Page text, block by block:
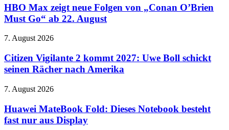
Donut
zeigt
neue
Folgen
„Conan
Must
Go“
22.
HBO Max zeigt neue Folgen von „Conan O’Brien
Must Go“ ab 22. August
Citizen
2
kommt
2027:
Boll
seinen
Rächer
7. August 2026
Citizen Vigilante 2 kommt 2027: Uwe Boll schickt
seinen Rächer nach Amerika
Huawei
Fold:
Dieses
Notebook
7. August 2026
Huawei MateBook Fold: Dieses Notebook besteht
fast nur aus Display